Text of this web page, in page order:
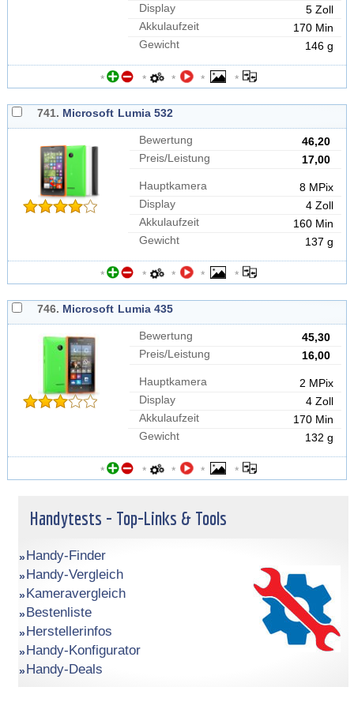
Display
5 Zoll
Akkulaufzeit
170 Min
Gewicht
146 g
* * * * *
741. Microsoft Lumia 532
Bewertung
46,20
Preis/Leistung
17,00
Hauptkamera
8 MPix
Display
4 Zoll
Akkulaufzeit
160 Min
Gewicht
137 g
* * * * *
746. Microsoft Lumia 435
Bewertung
45,30
Preis/Leistung
16,00
Hauptkamera
2 MPix
Display
4 Zoll
Akkulaufzeit
170 Min
Gewicht
132 g
* * * * *
Handytests - Top-Links & Tools
Handy-Finder
Handy-Vergleich
Kameravergleich
Bestenliste
Herstellerinfos
Handy-Konfigurator
Handy-Deals